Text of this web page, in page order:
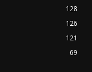
128
126
121
69